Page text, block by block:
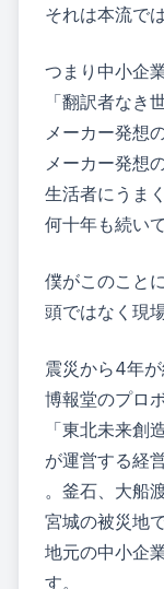
それは本流で
つまり中小企
「翻訳者なき
メーカー発想
メーカー発想
生活者にうま
何十年も続い
僕がこのこと
頭ではなく現
震災から4年が
博報堂のプロ
「東北未来創
が運営する経
。釜石、大船
宮城の被災地で
地元の中小企
す。